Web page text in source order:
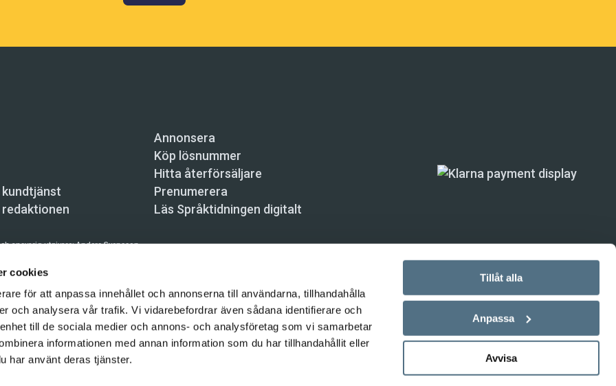
cookies
för att anpassa innehållet och annonserna till användarna, tillhandahålla
och analysera vår trafik. Vi vidarebefordrar även sådana identifierare och
till de sociala medier och annons- och analysföretag som vi samarbetar
informationen med annan information som du har tillhandahållit eller
har använt deras tjänster.
Tillåt alla
Anpassa
Avvisa
Annonsera
Köp lösnummer
Hitta återförsäljare
Prenumerera
Läs Språktidningen digitalt
ansvarig utgivare:Anders Svensson
Skeppsbron 34, 111 30 Stockholm,
prenumeration: 08-121 062 34 (vardagar 8–17),kundtjanst@spraktidningen.se
automatiska tjänster och maskinläsbara metoder (robotar, spiders, indexering och liknande) är inte
på denna webbplats är upphovsrättsligt skyddat.